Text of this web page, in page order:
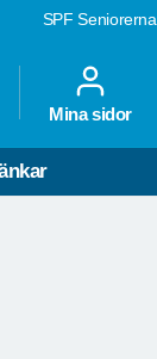
SPF Seniorerna
Mina sidor